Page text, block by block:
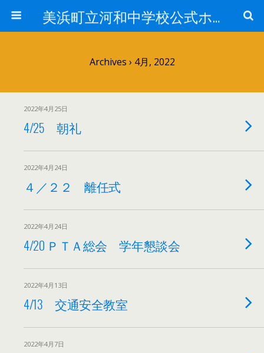
美浜町立河和中学校公式ホームページ
Archives › 4月, 2022
2022年4月25日
4/25 朝礼
2022年4月24日
４／２２ 離任式
2022年4月24日
4/20 ＰＴＡ総会 学年懇談会
2022年4月13日
4/13 交通安全教室
2022年4月7日